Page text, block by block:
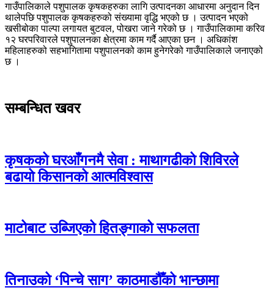
गाउँपालिकाले पशुपालक कृषकहरुका लागि उत्पादनका आधारमा अनुदान दिन
थालेपछि पशुपालक कृषकहरुको संख्यामा वृद्धि भएको छ । उत्पादन भएको
खसीबोका पाल्पा लगायत बुटवल, पोखरा जाने गरेको छ । गाउँपालिकामा करिव
१२ घरपरिवारले पशुपालनका क्षेत्रमा काम गर्दै आएका छन । अधिकांश
महिलाहरुको सहभागितामा पशुपालनको काम हुनेगरेको गाउँपालिकाले जनाएको
छ ।
सम्बन्धित खवर
कृषकको घरआँगनमै सेवा : माथागढीको शिविरले
बढायो किसानको आत्मविश्वास
माटोबाट उब्जिएको हितङ्गाको सफलता
तिनाउको ‘पिन्चे साग’ काठमाडौँको भान्छामा